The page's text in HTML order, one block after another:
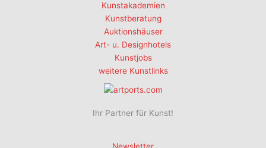
Kunstakademien
Kunstberatung
Auktionshäuser
Art- u. Designhotels
Kunstjobs
weitere Kunstlinks
Ihr Partner für Kunst!